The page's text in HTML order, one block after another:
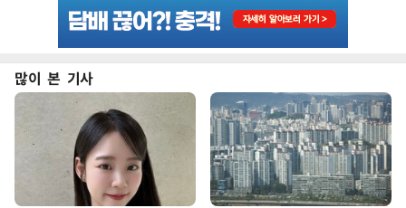
많이 본 기사